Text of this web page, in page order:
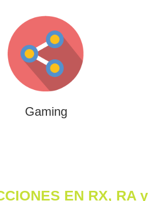
Gaming
Gaming
experiencias interactivas y videojuegos
innovación y engagement
para marcas y audiencias.
EN RX, RA y